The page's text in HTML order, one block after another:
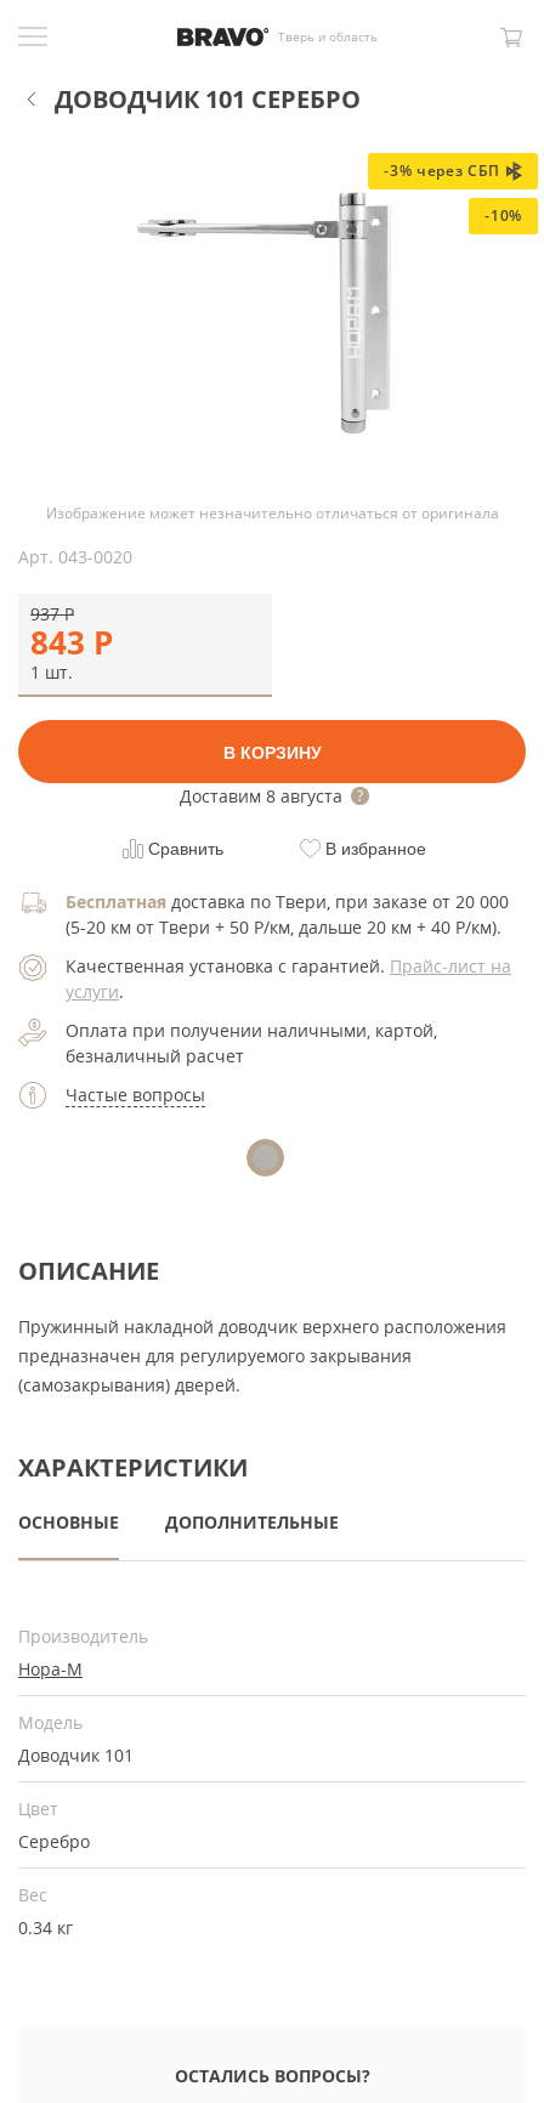
Тверь и область
ДОВОДЧИК 101 СЕРЕБРО
-3% через СБП
-10%
Изображение может незначительно отличаться от оригинала
Арт. 043-0020
843 Р
937Р
1 шт.
В КОРЗИНУ
Доставим 8 августа
Сравнить В избранное
Бесплатная доставка по Твери, при заказе от 20 000
(5-20 км от Твери + 50 Р/км, дальше 20 км + 40 Р/км).
Качественная установка с гарантией. Прайс-лист на
услуги.
Оплата при получении наличными, картой,
безналичный расчет
Частые вопросы
ОПИСАНИЕ
Пружинный накладной доводчик верхнего расположения
предназначен для регулируемого закрывания
(самозакрывания) дверей.
ХАРАКТЕРИСТИКИ
ОСНОВНЫЕ ДОПОЛНИТЕЛЬНЫЕ
Производитель
Нора-М
Модель
Доводчик 101
Цвет
Серебро
Вес
0.34 кг
ОСТАЛИСЬ ВОПРОСЫ?